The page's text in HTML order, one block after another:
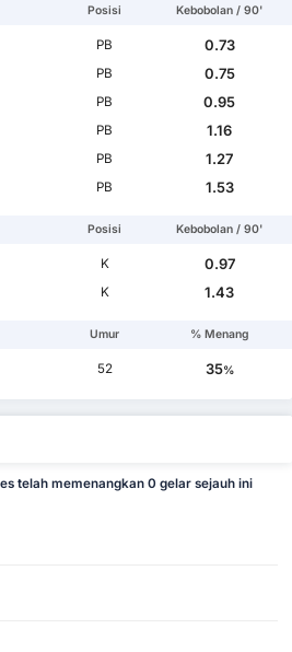
Posisi Kebobolan / 90'
PB
0.73
PB
0.75
PB
0.95
PB
1.16
PB
1.27
PB 1.53
Posisi Kebobolan / 90'
K
0.97
K 1.43
Umur % Menang
52 35%
telah memenangkan 0 gelar sejauh ini